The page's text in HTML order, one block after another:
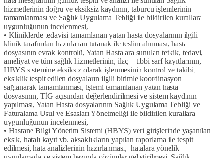
hizmetlerinin doğru ve eksiksiz kaydının, taburcu işlemlerinin
tamamlanması ve Sağlık Uygulama Tebliği ile bildirilen kurallara
uygunluğunun incelenmesi,
• Kliniklerde tedavisi tamamlanan yatan hasta dosyalarının ilgili
klinik tarafından hazırlanan tutanak ile teslim alınması, hasta
dosyasının evrak kontrolü, Yatan Hastalara sunulan tetkik, tedavi,
ameliyat ve tüm sağlık hizmetlerinin, ilaç – tıbbi sarf kayıtlarının,
HBYS sistemine eksiksiz olarak işlenmesinin kontrol ve takibi,
eksiklik tespit edilen dosyaların ilgili birimle koordinasyon
sağlanarak tamamlanması, işlemi tamamlanan yatan hasta
dosyasının, TİG açısından değerlendirilmesi ve sistem kaydının
yapılması, Yatan Hasta dosyalarının Sağlık Uygulama Tebliği ve
Faturalama Usul ve Esasları Yönetmeliği ile bildirilen kurallara
uygunluğunun incelenmesi,
• Hastane Bilgi Yönetim Sistemi (HBYS) veri girişlerinde yaşanılan
eksik, hatalı kayıt vb. aksaklıkların yapılan raporlama ile tespit
edilmesi, hata analizlerinin hazırlanması, hatalara yönelik